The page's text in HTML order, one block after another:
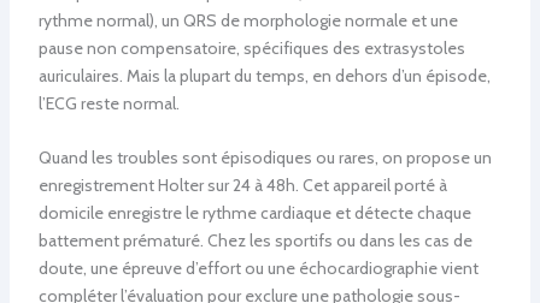
rythme normal), un QRS de morphologie normale et une
pause non compensatoire, spécifiques des extrasystoles
auriculaires. Mais la plupart du temps, en dehors d’un épisode,
l’ECG reste normal.
Quand les troubles sont épisodiques ou rares, on propose un
enregistrement Holter sur 24 à 48h. Cet appareil porté à
domicile enregistre le rythme cardiaque et détecte chaque
battement prématuré. Chez les sportifs ou dans les cas de
doute, une épreuve d’effort ou une échocardiographie vient
compléter l’évaluation pour exclure une pathologie sous-